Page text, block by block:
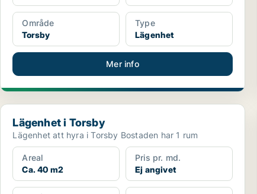
Område
Torsby
Type
Lägenhet
Mer info
Lägenhet i Torsby
Lägenhet i Torsby
Lägenhet att hyra i Torsby Bostaden har 1 rum
Areal
Ca. 40 m2
Pris pr. md.
Ej angivet